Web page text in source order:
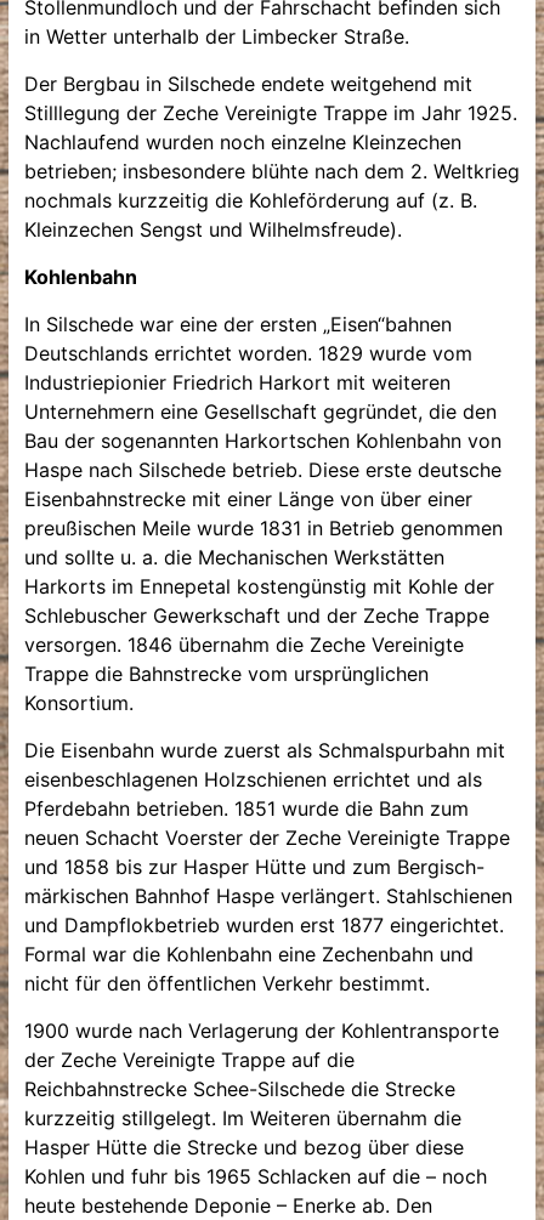
Stollenmundloch und der Fahrschacht befinden sich
in Wetter unterhalb der Limbecker Straße.
Der Bergbau in Silschede endete weitgehend mit
Stilllegung der Zeche Vereinigte Trappe im Jahr 1925.
Nachlaufend wurden noch einzelne Kleinzechen
betrieben; insbesondere blühte nach dem 2. Weltkrieg
nochmals kurzzeitig die Kohleförderung auf (z. B.
Kleinzechen Sengst und Wilhelmsfreude).
Kohlenbahn
In Silschede war eine der ersten „Eisen“bahnen
Deutschlands errichtet worden. 1829 wurde vom
Industriepionier Friedrich Harkort mit weiteren
Unternehmern eine Gesellschaft gegründet, die den
Bau der sogenannten Harkortschen Kohlenbahn von
Haspe nach Silschede betrieb. Diese erste deutsche
Eisenbahnstrecke mit einer Länge von über einer
preußischen Meile wurde 1831 in Betrieb genommen
und sollte u. a. die Mechanischen Werkstätten
Harkorts im Ennepetal kostengünstig mit Kohle der
Schlebuscher Gewerkschaft und der Zeche Trappe
versorgen. 1846 übernahm die Zeche Vereinigte
Trappe die Bahnstrecke vom ursprünglichen
Konsortium.
Die Eisenbahn wurde zuerst als Schmalspurbahn mit
eisenbeschlagenen Holzschienen errichtet und als
Pferdebahn betrieben. 1851 wurde die Bahn zum
neuen Schacht Voerster der Zeche Vereinigte Trappe
und 1858 bis zur Hasper Hütte und zum Bergisch-
märkischen Bahnhof Haspe verlängert. Stahlschienen
und Dampflokbetrieb wurden erst 1877 eingerichtet.
Formal war die Kohlenbahn eine Zechenbahn und
nicht für den öffentlichen Verkehr bestimmt.
1900 wurde nach Verlagerung der Kohlentransporte
der Zeche Vereinigte Trappe auf die
Reichbahnstrecke Schee-Silschede die Strecke
kurzzeitig stillgelegt. Im Weiteren übernahm die
Hasper Hütte die Strecke und bezog über diese
Kohlen und fuhr bis 1965 Schlacken auf die – noch
heute bestehende Deponie – Enerke ab. Den